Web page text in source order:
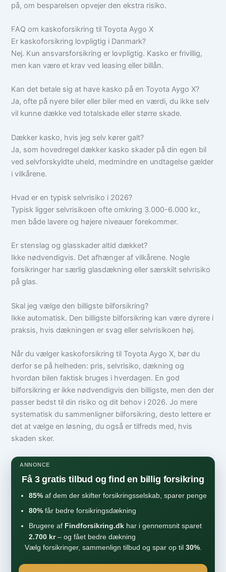
på, om besparelsen opvejer den ekstra risiko.
FAQ om kaskoforsikring til Toyota Aygo X
Er kaskoforsikring lovpligtig i Danmark?
Nej. Kun ansvarsforsikring er lovpligtig. Kasko er frivillig,
men kan være et krav ved leasing eller billån.
Kan det betale sig at have kasko på en Toyota Aygo X?
Ja, ofte på nyere biler eller biler med en værdi, du ikke selv
vil kunne dække ved totalskade eller større skade.
Dækker kasko, hvis jeg selv kører galt?
Ja, som hovedregel dækker kasko skader på din egen bil
ved selvforskyldte uheld, medmindre en undtagelse gælder
i vilkårene.
Hvad er en typisk selvrisiko i 2026?
Typisk ligger selvrisikoen ofte omkring 3.000-6.000 kr.,
men både lavere og højere niveauer forekommer.
Er stenslag og glasskader altid dækket?
Ikke nødvendigvis. Det afhænger af vilkårene. Nogle
forsikringer har særlig glasdækning eller særskilt selvrisiko
på glas.
Skal jeg vælge den billigste bilforsikring?
Ikke automatisk. Den billigste bilforsikring kan være dyrere i
praksis, hvis dækningen er svag eller selvrisikoen høj.
Når du vælger kaskoforsikring til Toyota Aygo X, bør du
derfor se på helheden: pris, selvrisiko, dækning og
hvordan bilen faktisk bruges i hverdagen. En god
bilforsikring er ikke nødvendigvis den billigste, men den der
passer bedst til din risiko og dit behov i 2026. Jo mere
systematisk du sammenligner bilforsikring, desto lettere er
det at vælge en løsning, du også er tilfreds med, hvis
skaden sker.
ANNONCE
Få 3 gratis tilbud og find en billig forsikring
85% af dem der skifter forsikringsselskab, sparer penge
80% får bedre forsikringsdækning
Brugere af Findforsikring.dk har i gennemsnit sparet
2.700 kr– og fået bedre dækning
Vælg forsikringer, sammenlign tilbud og spar op til 30%.